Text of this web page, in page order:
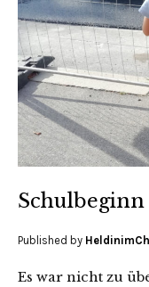
Published by
Es war nicht zu